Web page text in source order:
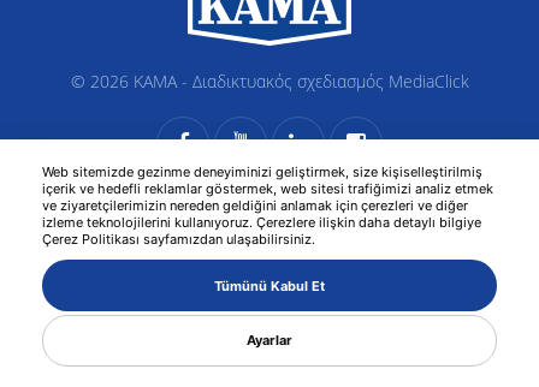
Web sitemizde gezinme deneyiminizi geliştirmek, size kişiselleştirilmiş
içerik ve hedefli reklamlar göstermek, web sitesi trafiğimizi analiz etmek
ve ziyaretçilerimizin nereden geldiğini anlamak için çerezleri ve diğer
izleme teknolojilerini kullanıyoruz. Çerezlere ilişkin daha detaylı bilgiye
Çerez Politikası sayfamızdan ulaşabilirsiniz.
Tümünü Kabul Et
Ayarlar
© 2026 KAMA - Διαδικτυακός σχεδιασμός MediaClick